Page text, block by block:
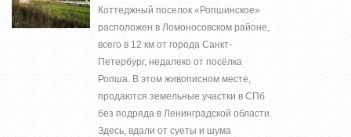
Коттеджный поселок «Ропшинское»
расположен в Ломоносовском районе,
всего в 12 км от города Санкт-
Петербург, недалеко от посёлка
Ропша. В этом живописном месте,
продаются земельные участки в СПб
без подряда в Ленинградской области.
Здесь, вдали от суеты и шума